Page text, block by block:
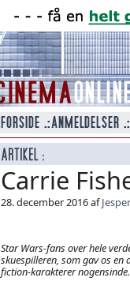
Carrie
28. december 2016 af
Star Wars-fans over hele
skuespilleren, som gav os en
fiction-karakterer nogensinde.